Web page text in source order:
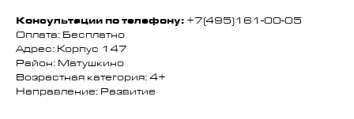
Консультации по телефону: +7(495)161-00-05
Оплата: Бесплатно
Адрес: Корпус 147
Район: Матушкино
Возрастная категория: 4+
Направление: Развитие